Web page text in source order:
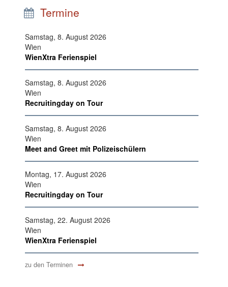
Termine
Samstag, 8. August 2026
Wien
WienXtra Ferienspiel
Samstag, 8. August 2026
Wien
Recruitingday on Tour
Samstag, 8. August 2026
Wien
Meet and Greet mit Polizeischülern
Montag, 17. August 2026
Wien
Recruitingday on Tour
Samstag, 22. August 2026
Wien
WienXtra Ferienspiel
zu den Terminen